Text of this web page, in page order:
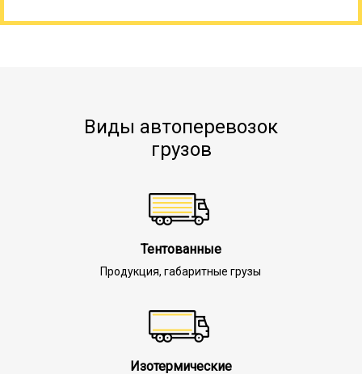
Виды автоперевозок
грузов
Тентованные
Продукция, габаритные грузы
Изотермические